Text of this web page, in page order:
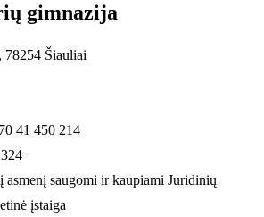
gimnazija
78254 Šiauliai
41 450 214
saugomi ir kaupiami Juridinių
įstaiga